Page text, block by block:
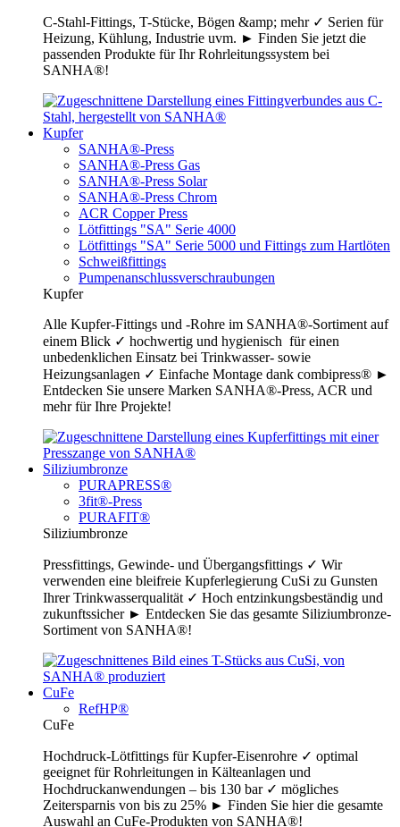
C-Stahl-Fittings, T-Stücke, Bögen &amp; mehr ✓ Serien für
Heizung, Kühlung, Industrie uvm. ► Finden Sie jetzt die
passenden Produkte für Ihr Rohrleitungssystem bei
SANHA®!
Kupfer
SANHA®-Press
SANHA®-Press Gas
SANHA®-Press Solar
SANHA®-Press Chrom
ACR Copper Press
Lötfittings "SA" Serie 4000
Lötfittings "SA" Serie 5000 und Fittings zum Hartlöten
Schweißfittings
Pumpenanschlussverschraubungen
Kupfer
Alle Kupfer-Fittings und -Rohre im SANHA®-Sortiment auf
einem Blick ✓ hochwertig und hygienisch für einen
unbedenklichen Einsatz bei Trinkwasser- sowie
Heizungsanlagen ✓ Einfache Montage dank combipress® ►
Entdecken Sie unsere Marken SANHA®-Press, ACR und
mehr für Ihre Projekte!
Siliziumbronze
PURAPRESS®
3fit®-Press
PURAFIT®
Siliziumbronze
Pressfittings, Gewinde- und Übergangsfittings ✓ Wir
verwenden eine bleifreie Kupferlegierung CuSi zu Gunsten
Ihrer Trinkwasserqualität ✓ Hoch entzinkungsbeständig und
zukunftssicher ► Entdecken Sie das gesamte Siliziumbronze-
Sortiment von SANHA®!
CuFe
RefHP®
CuFe
Hochdruck-Lötfittings für Kupfer-Eisenrohre ✓ optimal
geeignet für Rohrleitungen in Kälteanlagen und
Hochdruckanwendungen – bis 130 bar ✓ mögliches
Zeitersparnis von bis zu 25% ► Finden Sie hier die gesamte
Auswahl an CuFe-Produkten von SANHA®!